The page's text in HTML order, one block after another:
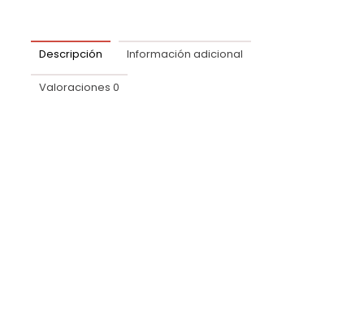
Descripción Información adicional
Valoraciones 0